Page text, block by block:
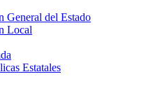
General del Estado
Local
Estatales